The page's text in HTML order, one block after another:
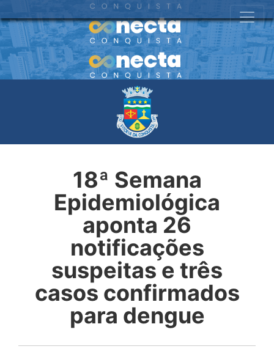
18ª Semana
Epidemiológica
aponta 26
notificações
suspeitas e três
casos confirmados
para dengue